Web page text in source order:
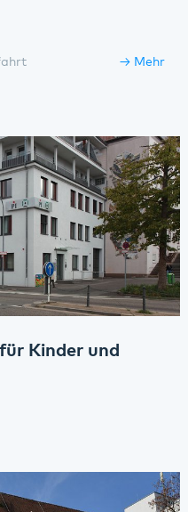
Mehr
Kinder und